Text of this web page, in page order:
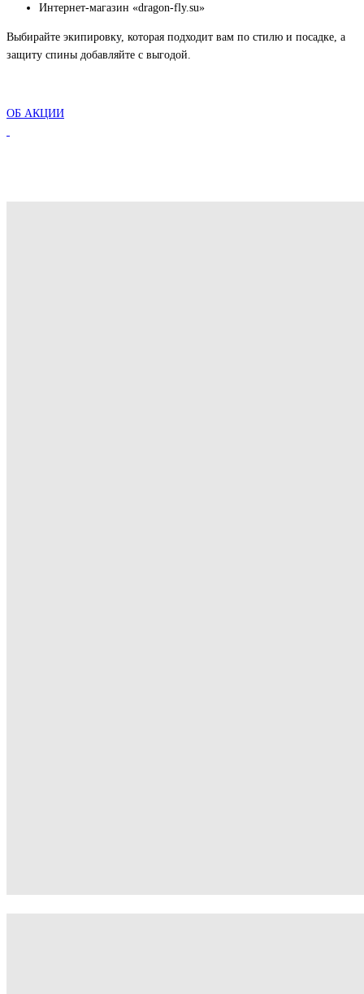
Интернет-магазин «dragon-fly.su»
Выбирайте экипировку, которая подходит вам по стилю и посадке, а
защиту спины добавляйте с выгодой.
ОБ АКЦИИ